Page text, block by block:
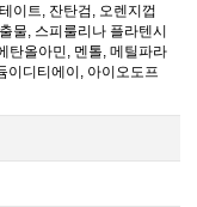
이트, 잔탄검, 오렌지껍
물, 스피룰리나 플라텐시
탄올아민, 멘톨, 메틸파라
이디티에이, 아이오도프